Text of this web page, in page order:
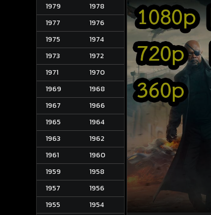
1979
1978
1977
1976
1975
1974
1973
1972
1971
1970
1969
1968
1967
1966
1965
1964
1963
1962
1961
1960
1959
1958
1957
1956
1955
1954